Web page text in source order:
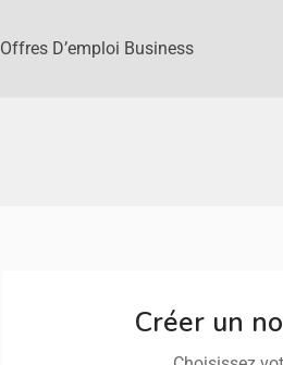
Offres D’emploi Business
Créer un